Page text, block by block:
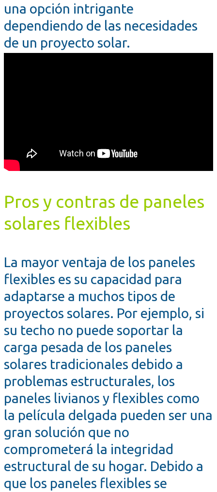
una opción intrigante
dependiendo de las necesidades
de un proyecto solar.
Pros y contras de paneles
solares flexibles
La mayor ventaja de los paneles
flexibles es su capacidad para
adaptarse a muchos tipos de
proyectos solares. Por ejemplo, si
su techo no puede soportar la
carga pesada de los paneles
solares tradicionales debido a
problemas estructurales, los
paneles livianos y flexibles como
la película delgada pueden ser una
gran solución que no
comprometerá la integridad
estructural de su hogar. Debido a
que los paneles flexibles se